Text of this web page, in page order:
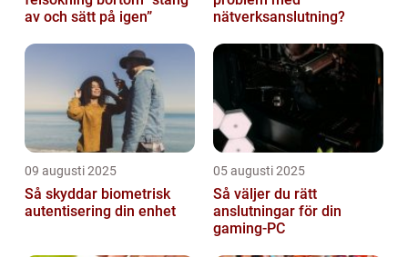
av och sätt på igen”
nätverksanslutning?
09 augusti 2025
Så skyddar biometrisk
autentisering din enhet
05 augusti 2025
Så väljer du rätt
anslutningar för din
gaming-PC